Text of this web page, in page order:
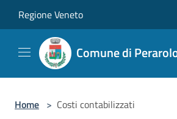
Regione Veneto
Comune di
Home > Costi contabilizzati